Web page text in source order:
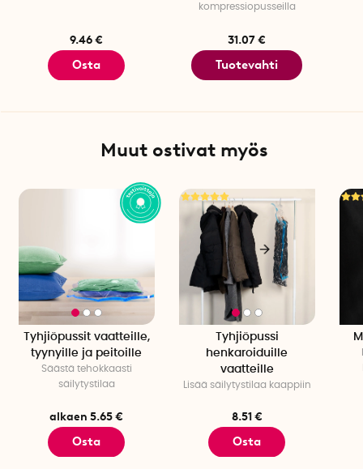
9.46 €
Osta
kompressiopusseilla
31.07 €
Tuotevahti
Muut ostivat myös
Tyhjiöpussit vaatteille,
tyynyille ja peitoille
Säästä tehokkaasti
säilytystilaa
alkaen 5.65 €
Osta
Tyhjiöpussi
henkaroiduille
vaatteille
Lisää säilytystilaa kaappiin
8.51 €
Osta